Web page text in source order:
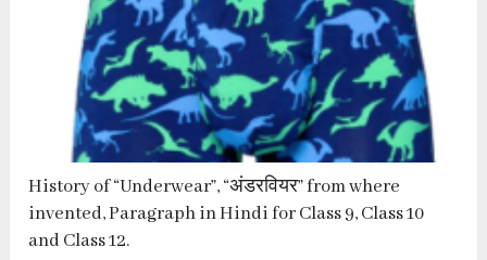
History of “Underwear”, “अंडरवियर” from where
invented, Paragraph in Hindi for Class 9, Class 10
and Class 12.